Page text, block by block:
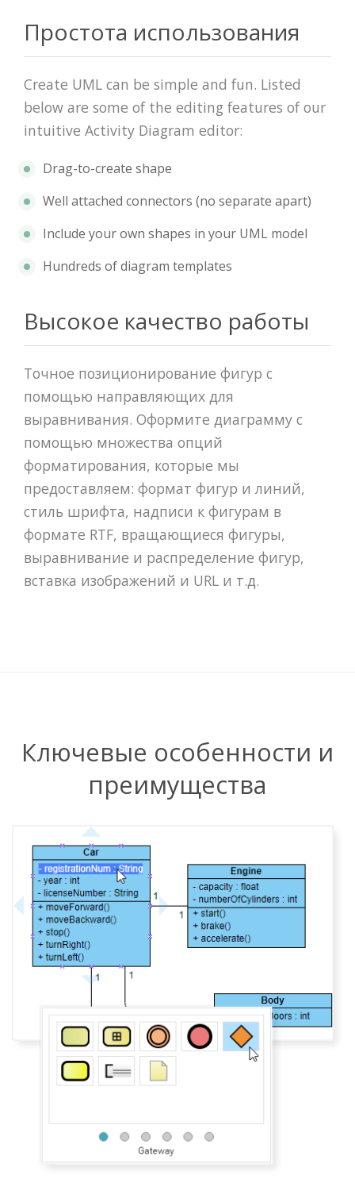
Простота использования
Create UML can be simple and fun. Listed
below are some of the editing features of our
intuitive Activity Diagram editor:
Drag-to-create shape
Well attached connectors (no separate apart)
Include your own shapes in your UML model
Hundreds of diagram templates
Высокое качество работы
Точное позиционирование фигур с
помощью направляющих для
выравнивания. Оформите диаграмму с
помощью множества опций
форматирования, которые мы
предоставляем: формат фигур и линий,
стиль шрифта, надписи к фигурам в
формате RTF, вращающиеся фигуры,
выравнивание и распределение фигур,
вставка изображений и URL и т.д.
Ключевые особенности и
преимущества